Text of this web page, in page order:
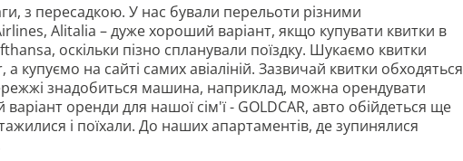
з пересадкою. У нас бували перельоти різними
Alitalia – дуже хороший варіант, якщо купувати квитки в
оскільки пізно спланували поїздку. Шукаємо квитки
купуємо на сайті самих авіаліній. Зазвичай квитки обходяться
знадобиться машина, наприклад, можна орендувати
оренди для нашої сім'ї - GOLDCAR, авто обійдеться ще
і поїхали. До наших апартаментів, де зупинялися